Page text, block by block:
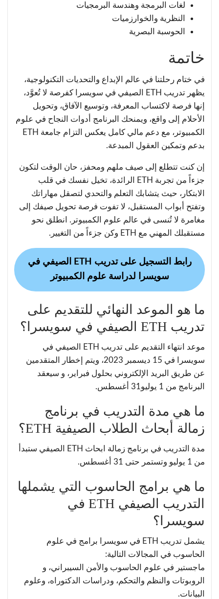
لغات البرمجة وهندسة البرمجيات
النظرية والخوارزميات
الحوسبة البصرية
خاتمة
في ختام رحلتنا في عالم الإبداع والتحديات التكنولوجية،
يظهر تدريب ETH الصيفي في سويسرا كفرصة لا تُعوَّد،
إنها فرصة لاكتساب المعرفة، وتوسيع الآفاق، وتحويل
الأحلام إلى واقع، ويمنحك البرنامج أدوات النجاح في علوم
الكمبيوتر، مع دعم مالي كامل يعكس التزام جامعة ETH
بدعم وتمكين العقول المبدعة.
إن كنت تتطلع إلى صيف ملهم ومحفز، حان الوقت لتكون
جزءاً من تجربة ETH الرائدة، تخيل نفسك في قلب
الابتكار، حيث يتشابك التعلم والتحدي لتصقل مهاراتك
وتفتح أبواب المستقبل، لا تفوت فرصة تحويل صيفك إلى
مغامرة لا تُنسى في عالم علوم الكمبيوتر. انطلق نحو
مستقبلك المهني مع ETH وكن جزءاً من التغيير.
رابط التسجيل على تدريب ETH الصيفي في
سويسرا لدراسة علوم الكمبيوتر
ما هو الموعد النهائي للتقديم على
تدريب ETH الصيفي في سويسرا؟
موعد انتهاء التقديم على تدريب ETH الصيفي في
سويسرا في 15 ديسمبر 2023، ويتم إخطار المتقدمين
عن طريق البريد الإلكتروني بحلول فبراير، و سيعقد
البرنامج من 1 يوليو31 أغسطس.
ما هي مدة التدريب في برنامج
زمالة أبحاث الطلاب الصيفية ETH؟
مدة التدريب في برنامج زمالة ابحاث ETH الصيفي ستبدأ
من 1 يوليو وتستمر حتى 31 أغسطس.
ما هي برامج الحاسوب التي يشملها
التدريب الصيفي ETH في
سويسرا؟
يشمل تدريب ETH في سويسرا برامج في علوم
الحاسوب في المجالات التالية:
ماجستير في علوم الحاسوب والأمن السيبراني، و
الروبوتات والنظم والتحكم، ودراسات الدكتوراه، وعلوم
البيانات.